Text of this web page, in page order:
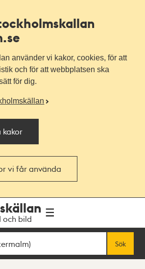
använder vi kakor, cookies, för att
och för att webbplatsen ska
för dig.
kakor
vi får använda
och bild
Sök